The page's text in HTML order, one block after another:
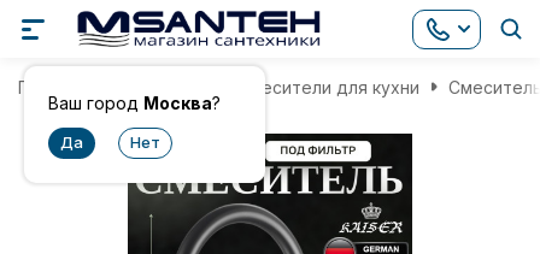
Ваш город Москва?
Главная Смесители для кухни